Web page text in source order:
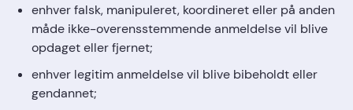
enhver falsk, manipuleret, koordineret eller på anden
måde ikke-overensstemmende anmeldelse vil blive
opdaget eller fjernet;
enhver legitim anmeldelse vil blive bibeholdt eller
gendannet;